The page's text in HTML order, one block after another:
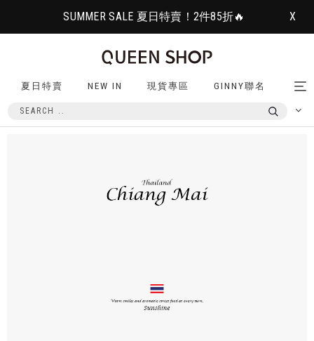
SUMMER SALE 夏日特賣！2件85折🔥 X
夏日特賣 NEW IN 現貨專區 GINNY聯名